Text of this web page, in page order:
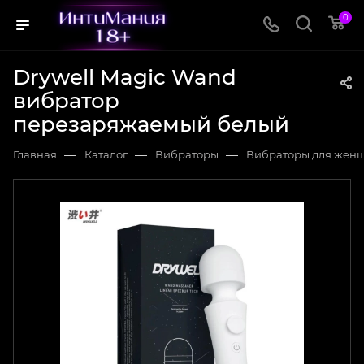
0
Drywell Magic Wand
вибратор
перезаряжаемый белый
Главная — Каталог — Вибраторы — Вибраторы для